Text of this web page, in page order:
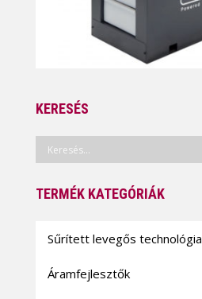
KERESÉS
TERMÉK KATEGÓRIÁK
Sűrített levegős technológia
Áramfejlesztők